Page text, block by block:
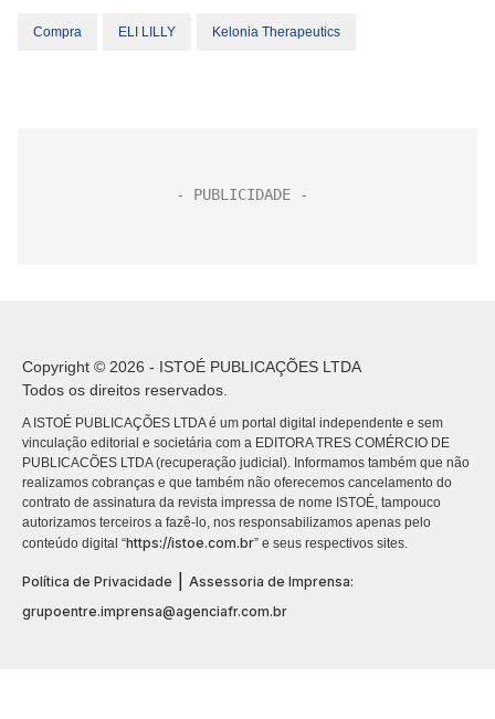
Compra ELI LILLY Kelonia Therapeutics
Copyright © 2026 - ISTOÉ PUBLICAÇÕES LTDA
Todos os direitos reservados.
A ISTOÉ PUBLICAÇÕES LTDA é um portal digital independente e sem
vinculação editorial e societária com a EDITORA TRES COMÉRCIO DE
PUBLICACÕES LTDA (recuperação judicial). Informamos também que não
realizamos cobranças e que também não oferecemos cancelamento do
contrato de assinatura da revista impressa de nome ISTOÉ, tampouco
autorizamos terceiros a fazê-lo, nos responsabilizamos apenas pelo
conteúdo digital “https://istoe.com.br” e seus respectivos sites.
Política de Privacidade
Assessoria de Imprensa:
grupoentre.imprensa@agenciafr.com.br